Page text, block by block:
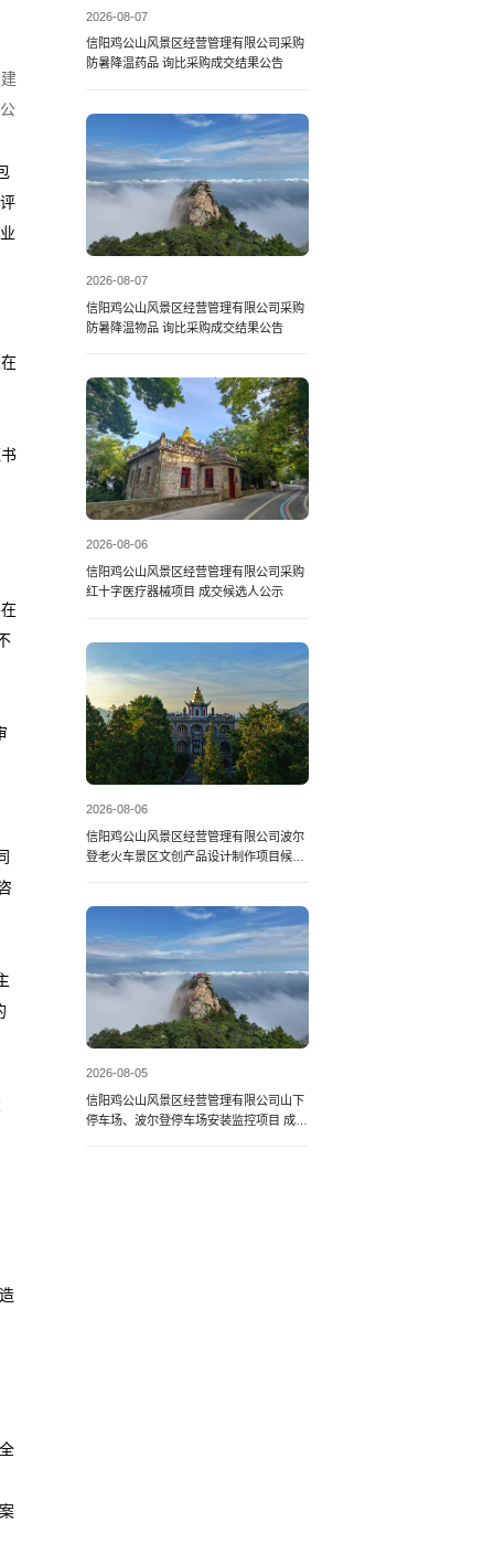
2026-08-07
信阳鸡公山风景区经营管理有限公司采购
防暑降温药品 询比采购成交结果公告
2026-08-07
信阳鸡公山风景区经营管理有限公司采购
防暑降温物品 询比采购成交结果公告
2026-08-06
信阳鸡公山风景区经营管理有限公司采购
红十字医疗器械项目 成交候选人公示
2026-08-06
信阳鸡公山风景区经营管理有限公司波尔
登老火车景区文创产品设计制作项目候选
2026-08-05
信阳鸡公山风景区经营管理有限公司山下
停车场、波尔登停车场安装监控项目 成交